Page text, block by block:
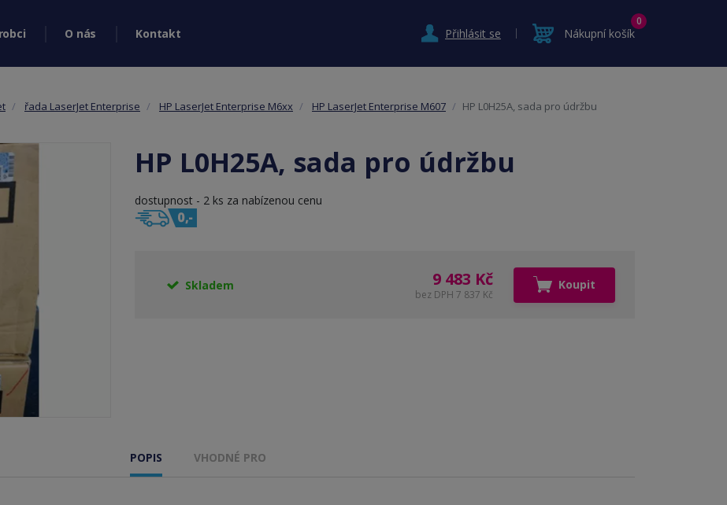
O nás Kontakt Přihlásit se Nákupní košík
0
řada LaserJet Enterprise HP LaserJet Enterprise M6xx HP LaserJet Enterprise M607 HP L0H25A, sada pro údržbu
HP L0H25A, sada pro údržbu
dostupnost - 2 ks za nabízenou cenu
Skladem 9 483 Kč
bez DPH 7 837 Kč
Koupit
POPIS VHODNÉ PRO